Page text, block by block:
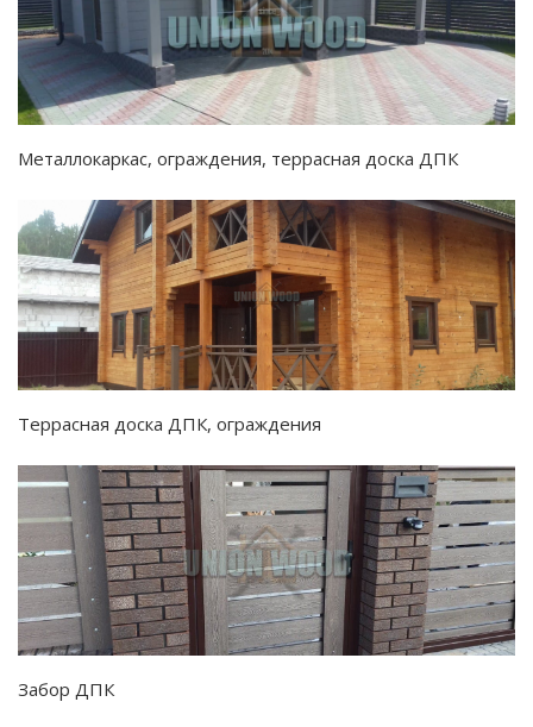
Металлокаркас, ограждения, террасная доска ДПК
Террасная доска ДПК, ограждения
Забор ДПК